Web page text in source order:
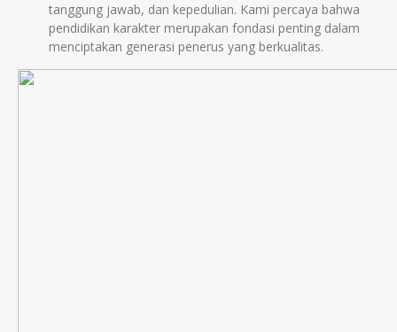
tanggung jawab, dan kepedulian. Kami percaya bahwa
pendidikan karakter merupakan fondasi penting dalam
menciptakan generasi penerus yang berkualitas.